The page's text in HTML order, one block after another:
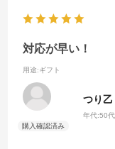
対応が早い！
用途:ギフト
つり乙
年代:50代